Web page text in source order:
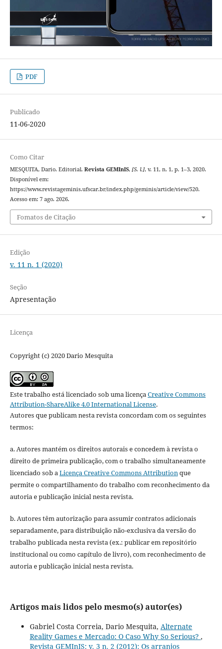
PDF
Publicado
11-06-2020
Como Citar
MESQUITA, Dario. Editorial. Revista GEMInIS, [S. l.], v. 11, n. 1, p. 1–3, 2020.
Disponível em:
https://www.revistageminis.ufscar.br/index.php/geminis/article/view/520.
Acesso em: 7 ago. 2026.
Fomatos de Citação
Edição
v. 11 n. 1 (2020)
Seção
Apresentação
Licença
Copyright (c) 2020 Dario Mesquita
Este trabalho está licenciado sob uma licençaCreative Commons
Attribution-ShareAlike 4.0 International License.
Autores que publicam nesta revista concordam com os seguintes
termos:
a. Autores mantém os direitos autorais e concedem à revista o
direito de primeira publicação, com o trabalho simultaneamente
licenciado sob aLicença Creative Commons Attributionque
permite o compartilhamento do trabalho com reconhecimento da
autoria e publicação inicial nesta revista.
b. Autores têm autorização para assumir contratos adicionais
separadamente, para distribuição não-exclusiva da versão do
trabalho publicada nesta revista (ex.: publicar em repositório
institucional ou como capítulo de livro), com reconhecimento de
autoria e publicação inicial nesta revista.
Artigos mais lidos pelo mesmo(s) autor(es)
Gabriel Costa Correia, Dario Mesquita, Alternate
Reality Games e Mercado: O Caso Why So Serious? ,
Revista GEMInIS: v. 3 n. 2 (2012): Os arranjos